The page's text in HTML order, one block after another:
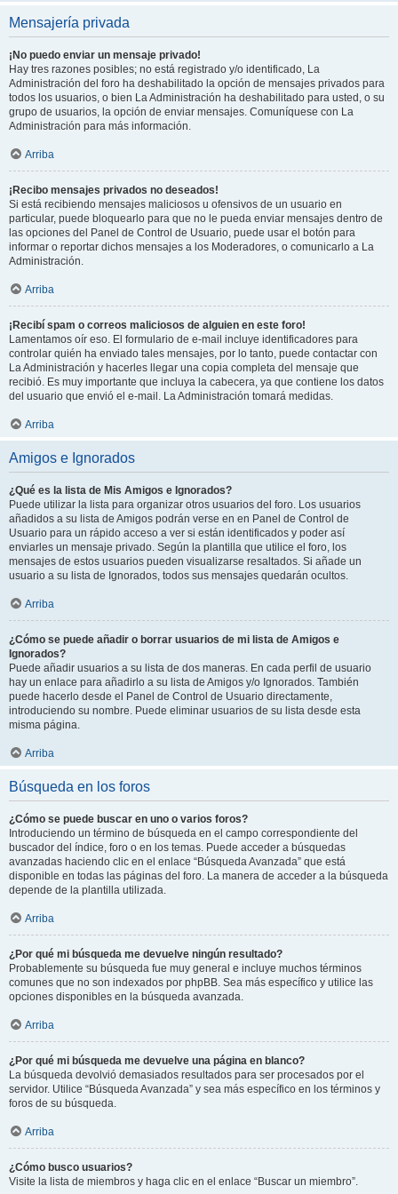
Mensajería privada
¡No puedo enviar un mensaje privado!
Hay tres razones posibles; no está registrado y/o identificado, La
Administración del foro ha deshabilitado la opción de mensajes privados para
todos los usuarios, o bien La Administración ha deshabilitado para usted, o su
grupo de usuarios, la opción de enviar mensajes. Comuníquese con La
Administración para más información.
Arriba
¡Recibo mensajes privados no deseados!
Si está recibiendo mensajes maliciosos u ofensivos de un usuario en
particular, puede bloquearlo para que no le pueda enviar mensajes dentro de
las opciones del Panel de Control de Usuario, puede usar el botón para
informar o reportar dichos mensajes a los Moderadores, o comunicarlo a La
Administración.
Arriba
¡Recibí spam o correos maliciosos de alguien en este foro!
Lamentamos oír eso. El formulario de e-mail incluye identificadores para
controlar quién ha enviado tales mensajes, por lo tanto, puede contactar con
La Administración y hacerles llegar una copia completa del mensaje que
recibió. Es muy importante que incluya la cabecera, ya que contiene los datos
del usuario que envió el e-mail. La Administración tomará medidas.
Arriba
Amigos e Ignorados
¿Qué es la lista de Mis Amigos e Ignorados?
Puede utilizar la lista para organizar otros usuarios del foro. Los usuarios
añadidos a su lista de Amigos podrán verse en en Panel de Control de
Usuario para un rápido acceso a ver si están identificados y poder así
enviarles un mensaje privado. Según la plantilla que utilice el foro, los
mensajes de estos usuarios pueden visualizarse resaltados. Si añade un
usuario a su lista de Ignorados, todos sus mensajes quedarán ocultos.
Arriba
¿Cómo se puede añadir o borrar usuarios de mi lista de Amigos e
Ignorados?
Puede añadir usuarios a su lista de dos maneras. En cada perfil de usuario
hay un enlace para añadirlo a su lista de Amigos y/o Ignorados. También
puede hacerlo desde el Panel de Control de Usuario directamente,
introduciendo su nombre. Puede eliminar usuarios de su lista desde esta
misma página.
Arriba
Búsqueda en los foros
¿Cómo se puede buscar en uno o varios foros?
Introduciendo un término de búsqueda en el campo correspondiente del
buscador del índice, foro o en los temas. Puede acceder a búsquedas
avanzadas haciendo clic en el enlace “Búsqueda Avanzada” que está
disponible en todas las páginas del foro. La manera de acceder a la búsqueda
depende de la plantilla utilizada.
Arriba
¿Por qué mi búsqueda me devuelve ningún resultado?
Probablemente su búsqueda fue muy general e incluye muchos términos
comunes que no son indexados por phpBB. Sea más específico y utilice las
opciones disponibles en la búsqueda avanzada.
Arriba
¿Por qué mi búsqueda me devuelve una página en blanco?
La búsqueda devolvió demasiados resultados para ser procesados por el
servidor. Utilice “Búsqueda Avanzada” y sea más específico en los términos y
foros de su búsqueda.
Arriba
¿Cómo busco usuarios?
Visite la lista de miembros y haga clic en el enlace “Buscar un miembro”.